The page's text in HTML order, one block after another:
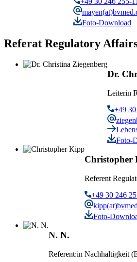
Foto-Download
Referat Regulatory
Dr.
Leiterin
+49
Foto-
Christopher
Referent
+49 30 246
Foto-
N. N.
Referent:in Nachhaltigkeit